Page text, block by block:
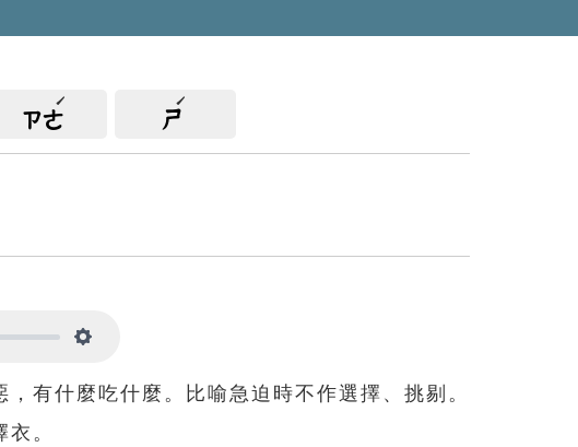
ㄗㄜ ㄕ
有什麼吃什麼。比喻急迫時不作選擇、挑剔。
。